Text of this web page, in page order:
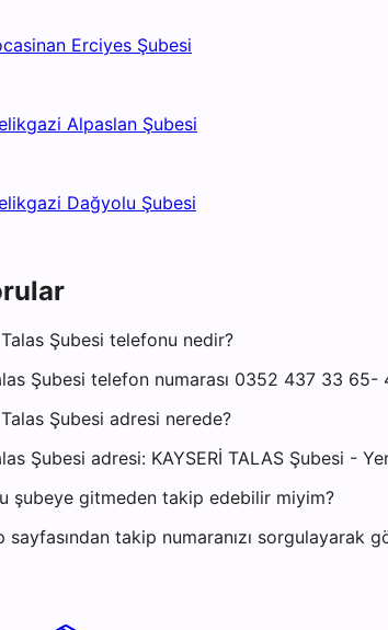
Erciyes Şubesi
Alpaslan Şubesi
Dağyolu Şubesi
Şubesi telefonu nedir?
Şubesi telefon numarası 0352 437 33 65-
Şubesi adresi nerede?
Şubesi adresi: KAYSERİ TALAS Şubesi -
şubeye gitmeden takip edebilir miyim?
takip numaranızı sorgulayarak